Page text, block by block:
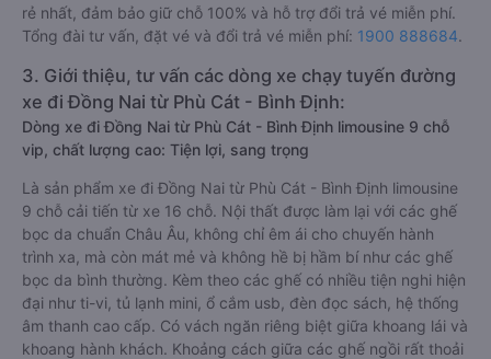
rẻ nhất, đảm bảo giữ chỗ 100% và hỗ trợ đổi trả vé miễn phí.
Tổng đài tư vấn, đặt vé và đổi trả vé miễn phí: 1900 888684.
3. Giới thiệu, tư vấn các dòng xe chạy tuyến đường
xe đi Đồng Nai từ Phù Cát - Bình Định:
Dòng xe đi Đồng Nai từ Phù Cát - Bình Định limousine 9 chỗ
vip, chất lượng cao: Tiện lợi, sang trọng
Là sản phẩm xe đi Đồng Nai từ Phù Cát - Bình Định limousine
9 chỗ cải tiến từ xe 16 chỗ. Nội thất được làm lại với các ghế
bọc da chuẩn Châu Âu, không chỉ êm ái cho chuyến hành
trình xa, mà còn mát mẻ và không hề bị hầm bí như các ghế
bọc da bình thường. Kèm theo các ghế có nhiều tiện nghi hiện
đại như ti-vi, tủ lạnh mini, ổ cắm usb, đèn đọc sách, hệ thống
âm thanh cao cấp. Có vách ngăn riêng biệt giữa khoang lái và
khoang hành khách. Khoảng cách giữa các ghế ngồi rất thoải